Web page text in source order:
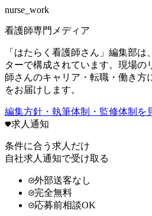
nurse_work
看護師専門メディア
「はたらく看護師さん」編集部
ターで構成されています。現場の
師さんのキャリア・転職・働き方
をお届けします。
編集方針・執筆体制・監修体制を
求人通知
条件に合う求人だけ
自社求人通知で受け取る
外部送客なし
完全無料
応募前相談OK